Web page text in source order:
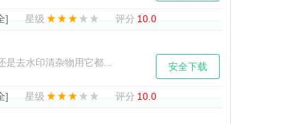
] 星级 评分 10.0
去水印清杂物用它都...
安全下载
] 星级 评分 10.0